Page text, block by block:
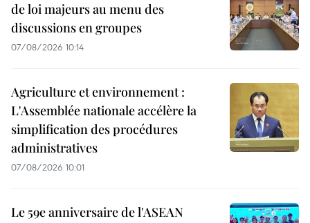
de loi majeurs au menu des
discussions en groupes
07/08/2026 10:14
Agriculture et environnement :
L'Assemblée nationale accélère la
simplification des procédures
administratives
07/08/2026 10:01
Le 59e anniversaire de l'ASEAN